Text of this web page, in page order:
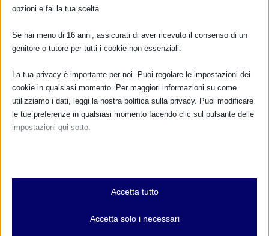
TUTTI GLI EVENTI
GRAVIDANZA
NUMERO VERDE GRATUITO
RIMANI AGGIORNATO
opzioni e fai la tua scelta.
Se hai meno di 16 anni, assicurati di aver ricevuto il consenso di un
genitore o tutore per tutti i cookie non essenziali.
La tua privacy è importante per noi. Puoi regolare le impostazioni dei
cookie in qualsiasi momento. Per maggiori informazioni su come
utilizziamo i dati, leggi la nostra politica sulla privacy. Puoi modificare
le tue preferenze in qualsiasi momento facendo clic sul pulsante delle
impostazioni qui sotto.
Essenziali
I cookie e i servizi essenziali abilitano le funzioni di base e sono
e servizi non richiedono il consenso dell'utente secondo il GDPR.
Accetta tutto
Accetta solo i necessari